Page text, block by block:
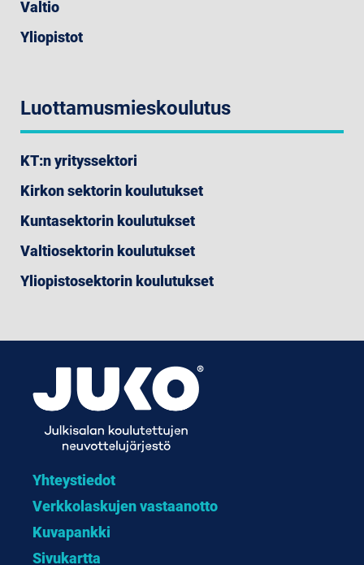
Valtio
Yliopistot
Luottamusmieskoulutus
KT:n yrityssektori
Kirkon sektorin koulutukset
Kuntasektorin koulutukset
Valtiosektorin koulutukset
Yliopistosektorin koulutukset
Yhteystiedot
Verkkolaskujen vastaanotto
Kuvapankki
Sivukartta